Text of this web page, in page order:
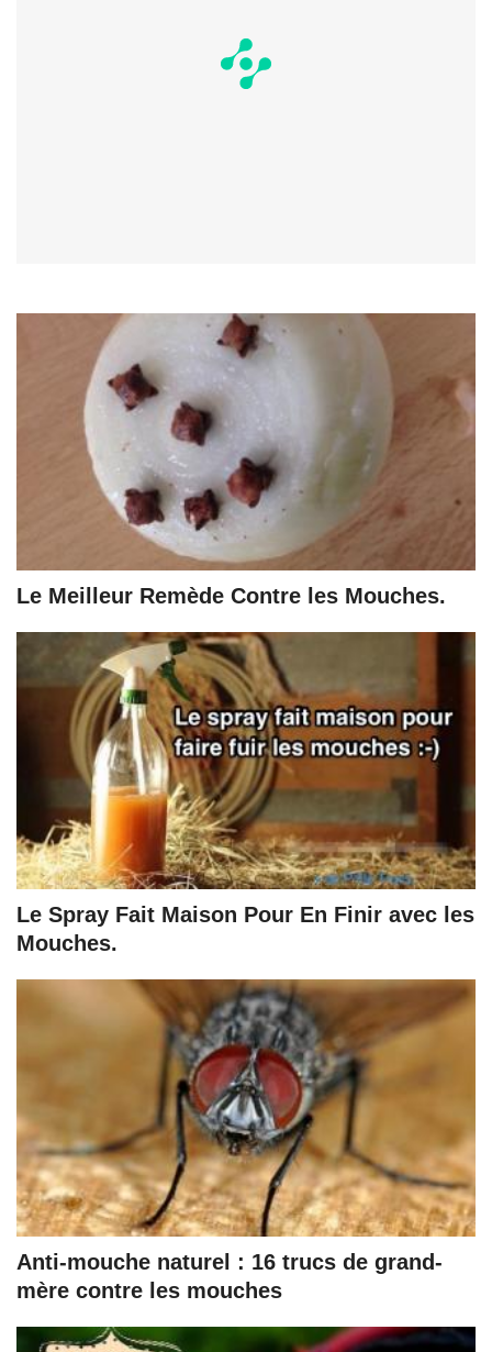
Le Meilleur Remède Contre les Mouches.
Le Spray Fait Maison Pour En Finir avec les
Mouches.
Anti-mouche naturel : 16 trucs de grand-
mère contre les mouches